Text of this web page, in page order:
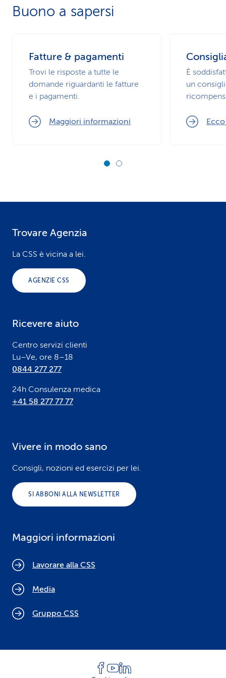
luogo facilmente accessibile alla sua persona di
tessera informativa e le direttive del paziente
quando si ricovera in ospedale o in viaggio.
Esistono anche organizzazioni che custodiscono
Buono a sapersi
Fatture & pagamenti
Trovi le risposte a tutte le
domande riguardanti le fatture
e i pagamenti.
Maggiori informazioni
È
un
Trovare Agenzia
La CSS è vicina a lei.
AGENZIE CSS
Ricevere aiuto
Centro servizi clienti
Lu–Ve, ore 8–18
0844 277 277
24h Consulenza medica
+41 58 277 77 77
Vivere in modo sano
Consigli, nozioni ed esercizi per lei.
SI ABBONI ALLA NEWSLETTER
Maggiori informazioni
Lavorare alla CSS
Media
Gruppo CSS